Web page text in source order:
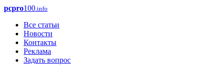
pcpro100.info
Все статьи
Новости
Контакты
Реклама
Задать вопрос